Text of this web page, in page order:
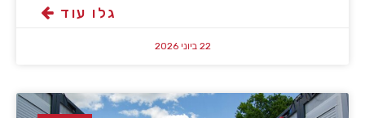
גלו עוד
22 ביוני 2026